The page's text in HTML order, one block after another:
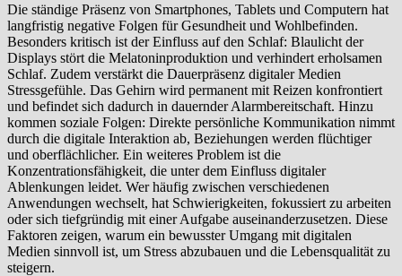
Die ständige Präsenz von Smartphones, Tablets und Computern hat
langfristig negative Folgen für Gesundheit und Wohlbefinden.
Besonders kritisch ist der Einfluss auf den Schlaf: Blaulicht der
Displays stört die Melatoninproduktion und verhindert erholsamen
Schlaf. Zudem verstärkt die Dauerpräsenz digitaler Medien
Stressgefühle. Das Gehirn wird permanent mit Reizen konfrontiert
und befindet sich dadurch in dauernder Alarmbereitschaft. Hinzu
kommen soziale Folgen: Direkte persönliche Kommunikation nimmt
durch die digitale Interaktion ab, Beziehungen werden flüchtiger
und oberflächlicher. Ein weiteres Problem ist die
Konzentrationsfähigkeit, die unter dem Einfluss digitaler
Ablenkungen leidet. Wer häufig zwischen verschiedenen
Anwendungen wechselt, hat Schwierigkeiten, fokussiert zu arbeiten
oder sich tiefgründig mit einer Aufgabe auseinanderzusetzen. Diese
Faktoren zeigen, warum ein bewusster Umgang mit digitalen
Medien sinnvoll ist, um Stress abzubauen und die Lebensqualität zu
steigern.